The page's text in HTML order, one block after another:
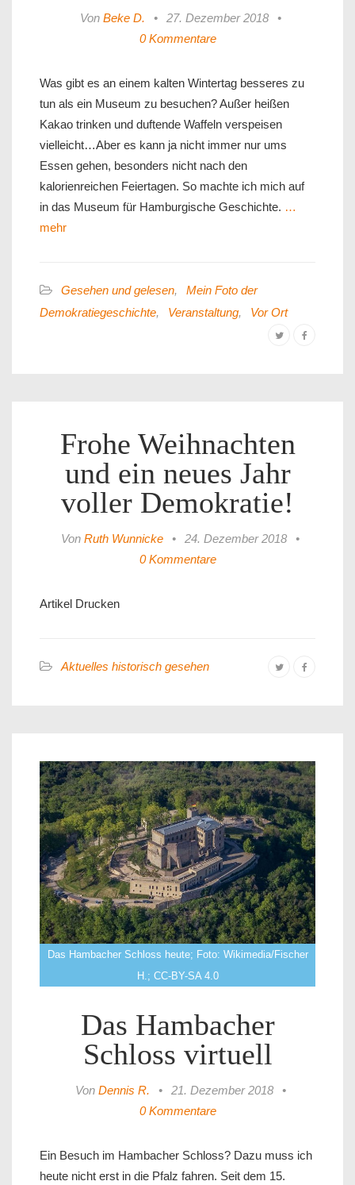
Von Beke D. • 27. Dezember 2018
•
0 Kommentare
Was gibt es an einem kalten Wintertag besseres zu
tun als ein Museum zu besuchen? Außer heißen
Kakao trinken und duftende Waffeln verspeisen
vielleicht…Aber es kann ja nicht immer nur ums
Essen gehen, besonders nicht nach den
kalorienreichen Feiertagen. So machte ich mich auf
in das Museum für Hamburgische Geschichte. …
mehr
Gesehen und gelesen,
Mein Foto der
Demokratiegeschichte, Veranstaltung, Vor Ort
Frohe Weihnachten
und ein neues Jahr
voller Demokratie!
Von Ruth Wunnicke • 24. Dezember 2018
•
0 Kommentare
Artikel Drucken
Aktuelles historisch gesehen
Das Hambacher Schloss heute; Foto: Wikimedia/Fischer
H.; CC-BY-SA 4.0
Das Hambacher
Schloss virtuell
Von Dennis R. • 21. Dezember 2018
•
0 Kommentare
Ein Besuch im Hambacher Schloss? Dazu muss ich
heute nicht erst in die Pfalz fahren. Seit dem 15.